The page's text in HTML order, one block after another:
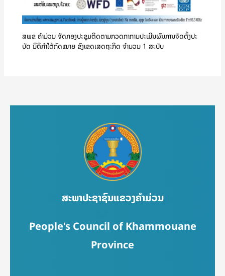
ສພຂ ຄໍາມ່ວນ ຈັດກອງປະຊຸມຕິດຕາມກວດກາການປະເມີນຜົນການຈັດຕັ້ງປະ
ບັດ ນິຕິກຳໃຕ້ກົດໝາຍ ຂົງເຂດເສດຖະກິດ ຈໍານວນ 1 ສະບັບ
ສະພາປະຊາຊົນແຂວງຄຳມ່ວນ
People's Council of Khammouane
Province